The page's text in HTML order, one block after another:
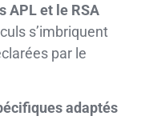
APL et le RSA
s’imbriquent
par le
adaptés